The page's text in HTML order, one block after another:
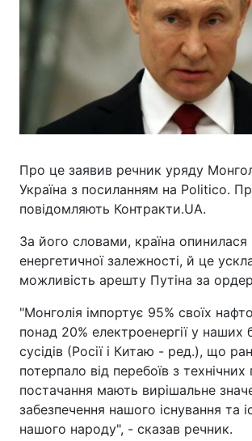
Про це заявив речник уряду
Україна з посиланням на Politico.
повідомляють Контракти.UA.
За його словами, країна опинилася
енергетичної залежності, й це
можливість арешту Путіна за
"Монголія імпортує 95% своїх
понад 20% електроенергії у наших
сусідів (Росії і Китаю - ред.), що
потерпало від перебоїв з технічних
постачання мають вирішальне
забезпечення нашого існування та
нашого народу", - сказав речник.